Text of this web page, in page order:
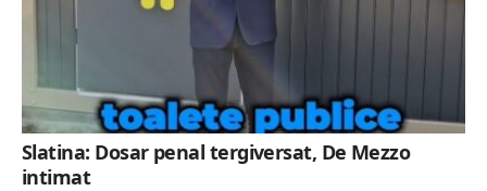
Slatina: Dosar penal tergiversat, De Mezzo
intimat